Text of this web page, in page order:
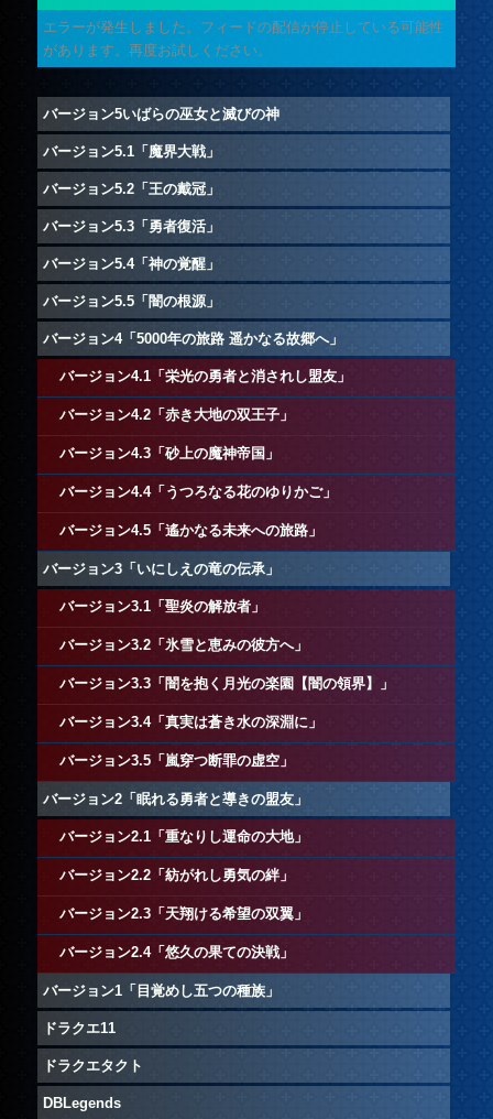
エラーが発生しました。フィードの配信が停止している可能性
があります。再度お試しください。
バージョン5いばらの巫女と滅びの神
バージョン5.1「魔界大戦」
バージョン5.2「王の戴冠」
バージョン5.3「勇者復活」
バージョン5.4「神の覚醒」
バージョン5.5「闇の根源」
バージョン4「5000年の旅路 遥かなる故郷へ」
バージョン4.1「栄光の勇者と消されし盟友」
バージョン4.2「赤き大地の双王子」
バージョン4.3「砂上の魔神帝国」
バージョン4.4「うつろなる花のゆりかご」
バージョン4.5「遙かなる未来への旅路」
バージョン3「いにしえの竜の伝承」
バージョン3.1「聖炎の解放者」
バージョン3.2「氷雪と恵みの彼方へ」
バージョン3.3「闇を抱く月光の楽園【闇の領界】」
バージョン3.4「真実は蒼き水の深淵に」
バージョン3.5「嵐穿つ断罪の虚空」
バージョン2「眠れる勇者と導きの盟友」
バージョン2.1「重なりし運命の大地」
バージョン2.2「紡がれし勇気の絆」
バージョン2.3「天翔ける希望の双翼」
バージョン2.4「悠久の果ての決戦」
バージョン1「目覚めし五つの種族」
ドラクエ11
ドラクエタクト
DBLegends